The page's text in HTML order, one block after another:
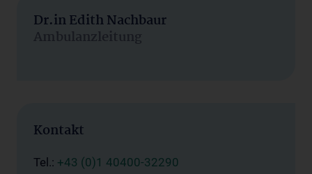
Dr.in Edith Nachbaur
Ambulanzleitung
Kontakt
Tel.: +43 (0)1 40400-32290